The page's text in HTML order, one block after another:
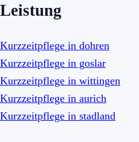
Leistung
Kurzzeitpflege in dohren
Kurzzeitpflege in goslar
Kurzzeitpflege in wittingen
Kurzzeitpflege in aurich
Kurzzeitpflege in stadland